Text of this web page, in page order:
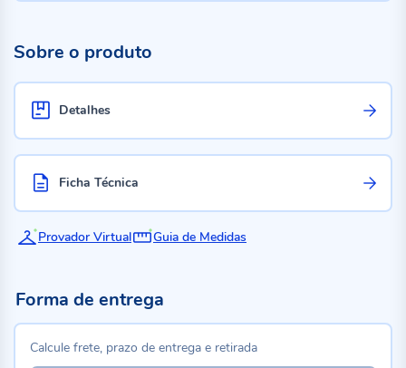
Sobre o produto
Detalhes
Ficha Técnica
Provador Virtual Guia de Medidas
Forma de entrega
Calcule frete, prazo de entrega e retirada